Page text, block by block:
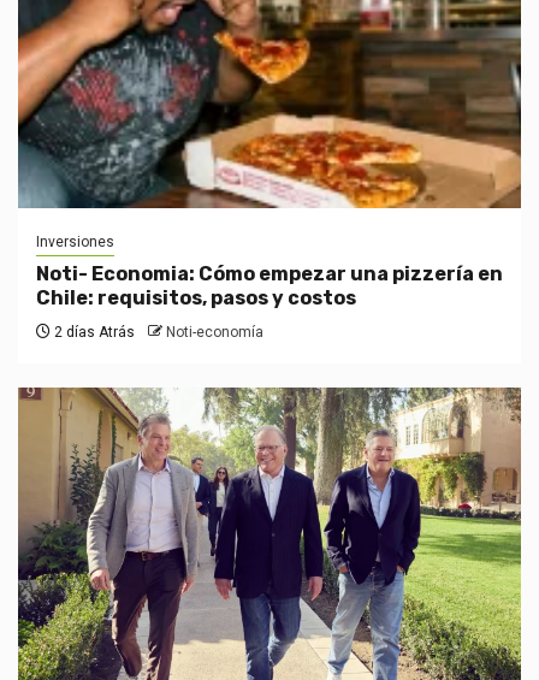
Inversiones
Noti- Economia: Cómo empezar una pizzería en
Chile: requisitos, pasos y costos
2 días Atrás Noti-economía